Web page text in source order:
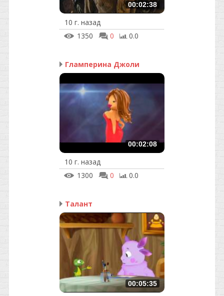
00:02:38
10 г. назад
1350
0 0.0
Гламперина Джоли
00:02:08
10 г. назад
1300
0 0.0
Талант
00:05:35